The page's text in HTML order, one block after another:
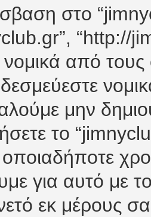
στο
“http://
νομικά από
δεσμεύεστε
μην
το
για αυτό με
εκ μέρους